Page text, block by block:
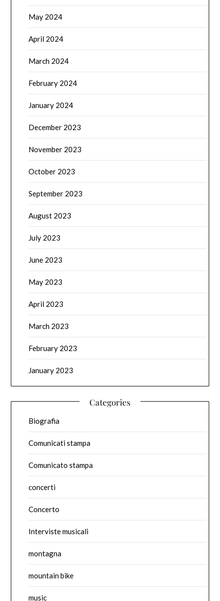
May 2024
April 2024
March 2024
February 2024
January 2024
December 2023
November 2023
October 2023
September 2023
August 2023
July 2023
June 2023
May 2023
April 2023
March 2023
February 2023
January 2023
Categories
Biografia
Comunicati stampa
Comunicato stampa
concerti
Concerto
Interviste musicali
montagna
mountain bike
music